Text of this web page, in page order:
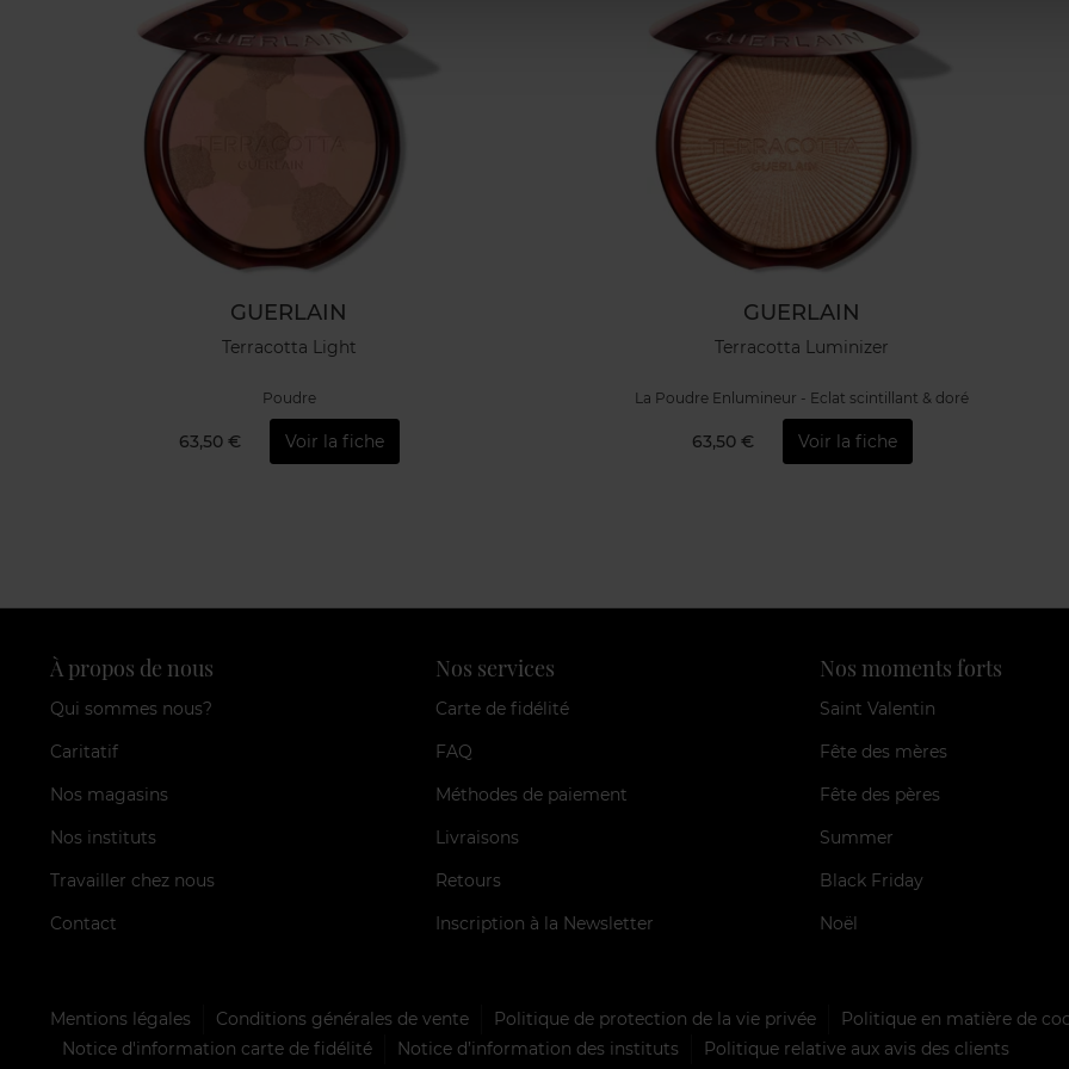
GUERLAIN
Terracotta Light
Poudre
63,50 € Voir la fiche
GUERLAIN
Terracotta Luminizer
La Poudre Enlumineur - Eclat scintillant & doré
63,50 € Voir la fiche
À propos de nous
Qui sommes nous?
Caritatif
Nos magasins
Nos instituts
Travailler chez nous
Contact
Nos services
Carte de fidélité
FAQ
Méthodes de paiement
Livraisons
Retours
Inscription à la Newsletter
Nos moments forts
Saint Valentin
Fête des mères
Fête des pères
Summer
Black Friday
Noël
Mentions légales Conditions générales de vente Politique de protection de la vie privée
Politique en matière de
Notice d'information carte de fidélité
Notice d’information des instituts Politique relative aux avis des clients